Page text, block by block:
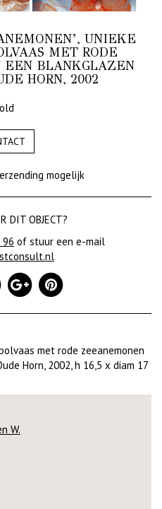
UNIEKE
MET RODE
BLANKGLAZEN
HORN, 2002
mogelijk
DIT OBJECT?
96 of stuur een e-mail
met rode zeeanemonen
Horn, 2002, h 16,5 x diam 17
W.